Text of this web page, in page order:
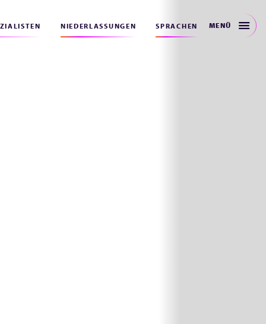
NIEDERLASSUNGEN SPRACHEN MENÜ